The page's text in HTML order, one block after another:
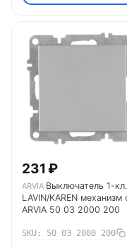
231 ₽
ARVIA Выключатель 1-кл.
LAVIN/KAREN механизм
ARVIA 50 03 2000 200
SKU: 50 03 2000 200